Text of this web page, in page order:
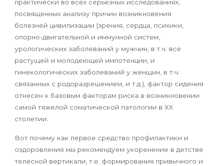
практически во всех серьезных исследованиях,
посвященных анализу причин возникновения
болезней цивилизации (зрения, сердца, психики,
опорно-двигательной и иммунной систем,
урологических заболеваний у мужчин, в т.ч. все
растущей и молодеющей импотенции, и
гинекологических заболеваний у женщин, в т.ч.
связанных с родоразрешением, и т.д.), фактор сидения
отнесен к базовым факторам риска в возникновении
самой тяжелой соматической патологии в XX
столетии.
Вот почему как первое средство профилактики и
оздоровления мы рекомендуем укоренение в детстве
телесной вертикали, т.е. формирования привычного и